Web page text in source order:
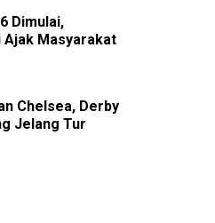
Dimulai,
Ajak Masyarakat
Chelsea, Derby
Jelang Tur